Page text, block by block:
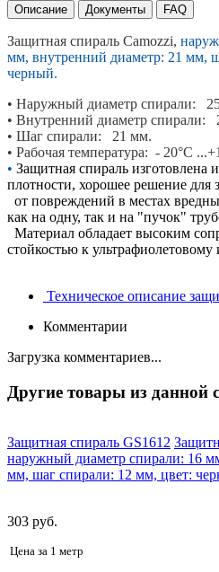
Описание Документы FAQ
Защитная спираль Camozzi,
мм, внутренний диаметр: 21 мм,
черный.
• Наружный диаметр спирали:
• Внутренний диаметр спирали:
• Шаг спирали: 21 мм.
• Рабочая температура: - 20°С
• Защитная спираль изготовлена
плотности, хорошее решение для
от повреждений в местах
как на одну, так и на "пучок"
Материал обладает высоким
стойкостью к
Техническое описание
Комментарии
Загрузка комментариев...
Другие товары из данной
Защитная спираль GS1612
наружный диаметр спирали: 16
мм, шаг спирали: 12 мм, цвет:
303 руб.
Цена за 1 метр